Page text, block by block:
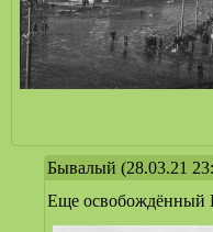
Бывалый (28.03.21
Еще освобождённый